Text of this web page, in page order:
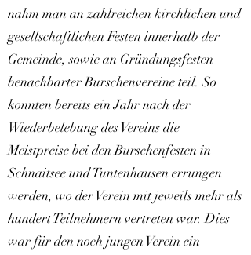
nahm man an zahlreichen kirchlichen und
gesellschaftlichen Festen innerhalb der
Gemeinde, sowie an Gründungsfesten
benachbarter Burschenvereine teil. So
konnten bereits ein Jahr nach der
Wiederbelebung des Vereins die
Meistpreise bei den Burschenfesten in
Schnaitsee und Tuntenhausen errungen
werden, wo der Verein mit jeweils mehr als
hundert Teilnehmern vertreten war. Dies
war für den noch jungen Verein ein